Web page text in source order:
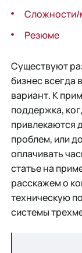
Сложности/
Резюме
Существуют
бизнес всегда
вариант. К
поддержка,
привлекаются
проблем, или
оплачивать
статье на
расскажем о
техническую
системы